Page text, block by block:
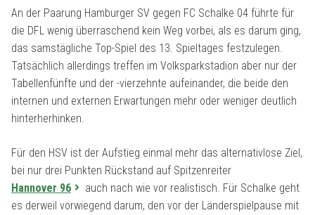
An der Paarung Hamburger SV gegen FC Schalke 04 führte für
die DFL wenig überraschend kein Weg vorbei, als es darum ging,
das samstägliche Top-Spiel des 13. Spieltages festzulegen.
Tatsächlich allerdings treffen im Volksparkstadion aber nur der
Tabellenfünfte und der -vierzehnte aufeinander, die beide den
internen und externen Erwartungen mehr oder weniger deutlich
hinterherhinken.
Für den HSV ist der Aufstieg einmal mehr das alternativlose Ziel,
bei nur drei Punkten Rückstand auf Spitzenreiter
Hannover 96
auch nach wie vor realistisch. Für Schalke geht
es derweil vorwiegend darum, den vor der Länderspielpause mit